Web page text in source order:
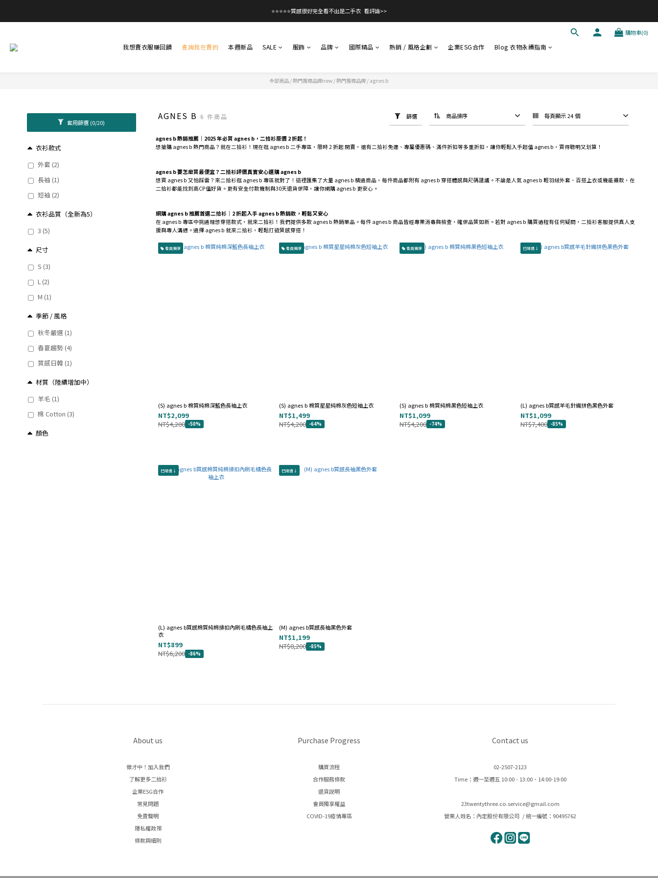
⭐⭐⭐⭐⭐質感很好完全看不出是二手衣  看評論>>
購物車(0)
我想賣衣服賺回饋 查詢我在賣的 本週新品 SALE 服飾 品牌 國際精品 熱銷 / 風格企劃 企業ESG合作 Blog 衣物永續指南
全部商品 /熱門搜尋品牌new /熱門搜尋品牌 / agnes b
套用篩選 (0/20)
衣衫款式
外套 (2)
長袖 (1)
短袖 (2)
衣衫品質（全新為5）
3 (5)
尺寸
S (3)
L (2)
M (1)
季節 / 風格
秋冬嚴選 (1)
春夏趨勢 (4)
質感日韓 (1)
材質（陸續增加中）
羊毛 (1)
棉 Cotton (3)
顏色
AGNES B 6 件商品 篩選 商品排序 每頁顯示 24 個
agnes b 熱銷推薦｜2025 年必買 agnes b，二拾衫原價 2 折起！
想搶購 agnes b 熱門商品？就在二拾衫！現在逛 agnes b 二手專區，限時 2 折起 開賣，還有二拾衫免運、專屬優惠碼、滿件折扣等多重折扣，讓你輕鬆入手超值 agnes b，買得聰明又划算！
agnes b 要怎麼買最便宜？二拾衫評價真實安心選購 agnes b
想買 agnes b 又怕踩雷？來二拾衫逛 agnes b 專區就對了！這裡匯集了大量 agnes b 精選商品，每件商品都附有 agnes b 穿搭體感與尺碼建議。不論是人氣 agnes b 輕羽絨外套、百搭上衣或機能褲款，在
二拾衫都能找到高CP值好貨。更有安全付款機制與30天退貨保障，讓你網購 agnes b 更安心。
網購 agnes b 推薦首選二拾衫｜2 折起入手 agnes b 熱銷款，輕鬆又安心
在 agnes b 專區中挑選理想穿搭款式，就來二拾衫！我們提供多款 agnes b 熱銷單品。每件 agnes b 商品皆經專業消毒與檢查，確保品質如新。若對 agnes b 購買過程有任何疑問，二拾衫客服提供真人支
援與專人溝通。選擇 agnes b 就來二拾衫，輕鬆打造質感穿搭！
會員獨享
(S) agnes b 棉質純棉深藍色長袖上衣
NT$2,099
NT$4,200 -50%
會員獨享
(S) agnes b 棉質星星純棉灰色短袖上衣
NT$1,499
NT$4,200 -64%
會員獨享
(S) agnes b 棉質純棉黑色短袖上衣
NT$1,099
NT$4,200 -74%
已降價↓
(L) agnes b質感羊毛針織拼色黑色外套
NT$1,099
NT$7,400 -85%
已降價↓
(L) agnes b質感棉質純棉排扣內刷毛橘色長袖上
衣
NT$899
NT$6,200 -86%
已降價↓
(M) agnes b質感長袖黑色外套
NT$1,199
NT$8,200 -85%
About us
徵才中！加入我們
了解更多二拾衫
企業ESG合作
常見問題
免責聲明
隱私權政策
條款與細則
Purchase Progress
購買流程
合作服務條款
退貨說明
會員獨享權益
COVID-19疫情專區
Contact us
02-2507-2123
Time：週一至週五 10:00 - 13:00、14:00-19:00
23twentythree.co.service@gmail.com
營業人姓名：內定股份有限公司 / 統一編號：90495762